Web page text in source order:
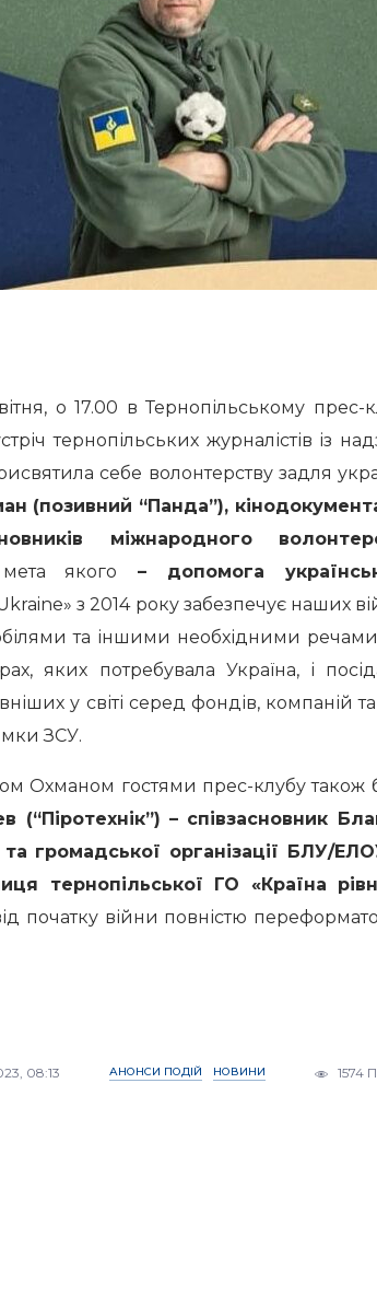
о 17.00 в Тернопільському прес-
тернопільських журналістів із
себе волонтерству задля
(позивний “Панда”),
міжнародного
мета якого – допомога
з 2014 року забезпечує наших
та іншими необхідними
яких потребувала Україна, і
у світі серед фондів, компаній
ЗСУ.
Охманом гостями прес-клубу також
(“Піротехнік”) – співзасновник
громадської організації БЛУ/
тернопільської ГО «Країна
від початку війни повністю
08:13 АНОНСИ ПОДІЙ НОВИНИ 1574